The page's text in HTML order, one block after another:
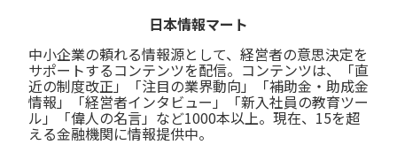
日本情報マート
中小企業の頼れる情報源として、経営者の意思決定を
サポートするコンテンツを配信。コンテンツは、「直
近の制度改正」「注目の業界動向」「補助金・助成金
情報」「経営者インタビュー」「新入社員の教育ツー
ル」「偉人の名言」など1000本以上。現在、15を超
える金融機関に情報提供中。